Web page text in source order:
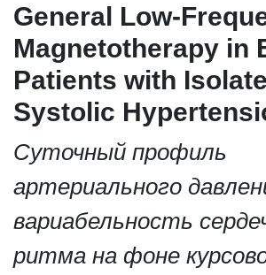
General Low-
Magnetotherapy in
Patients with
Systolic
Суточный профиль
артериального
вариабельность
ритма на фоне